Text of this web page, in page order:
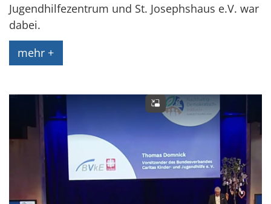
Jugendhilfezentrum und St. Josephshaus e.V. war
dabei.
mehr +